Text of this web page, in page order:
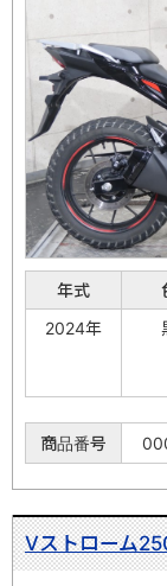
年式
2024年
商品番号
Vストローム